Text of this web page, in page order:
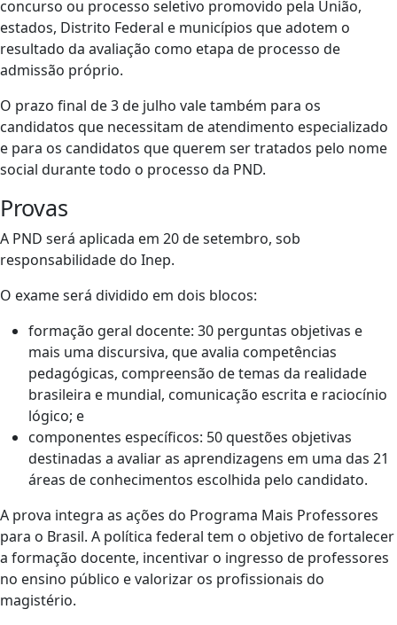
concurso ou processo seletivo promovido pela União,
estados, Distrito Federal e municípios que adotem o
resultado da avaliação como etapa de processo de
admissão próprio.
O prazo final de 3 de julho vale também para os
candidatos que necessitam de atendimento especializado
e para os candidatos que querem ser tratados pelo nome
social durante todo o processo da PND.
Provas
A PND será aplicada em 20 de setembro, sob
responsabilidade do Inep.
O exame será dividido em dois blocos:
formação geral docente: 30 perguntas objetivas e
mais uma discursiva, que avalia competências
pedagógicas, compreensão de temas da realidade
brasileira e mundial, comunicação escrita e raciocínio
lógico; e
componentes específicos: 50 questões objetivas
destinadas a avaliar as aprendizagens em uma das 21
áreas de conhecimentos escolhida pelo candidato.
A prova integra as ações do Programa Mais Professores
para o Brasil. A política federal tem o objetivo de fortalecer
a formação docente, incentivar o ingresso de professores
no ensino público e valorizar os profissionais do
magistério.